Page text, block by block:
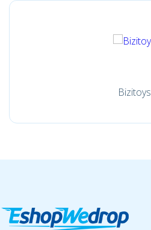
Bizitoys